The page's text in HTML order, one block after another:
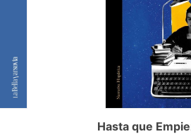
Hasta que